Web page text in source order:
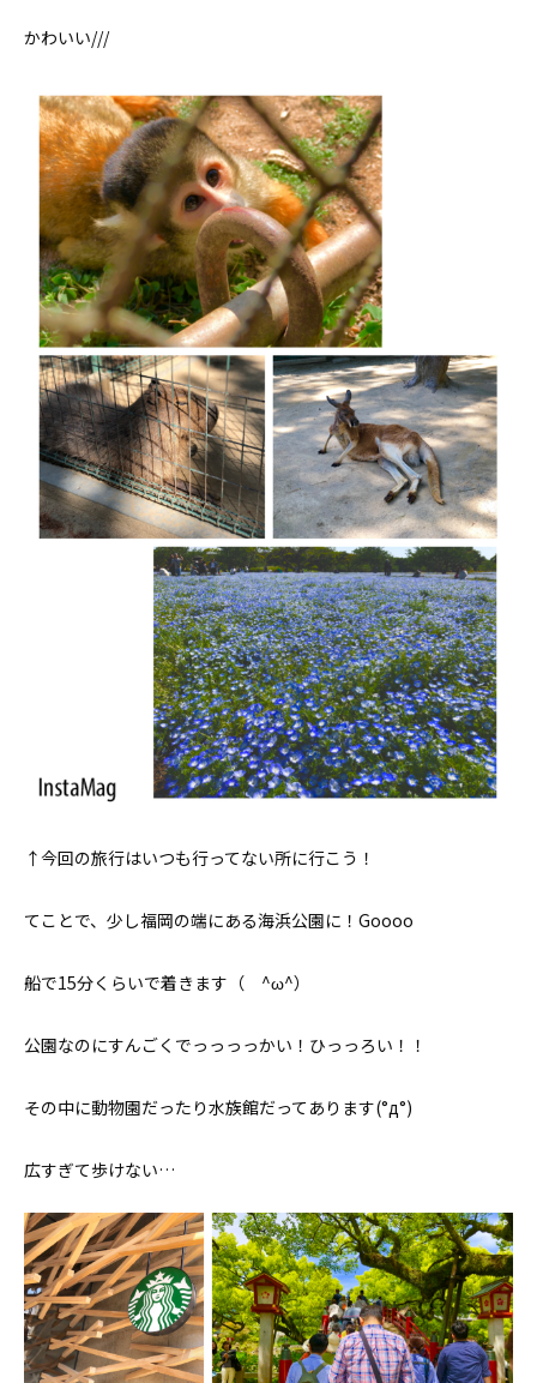
かわいい///
↑今回の旅行はいつも行ってない所に行こう！
てことで、少し福岡の端にある海浜公園に！Goooo
船で15分くらいで着きます（ ^ω^）
公園なのにすんごくでっっっっかい！ひっっろい！！
その中に動物園だったり水族館だってあります(°д°)
広すぎて歩けない…